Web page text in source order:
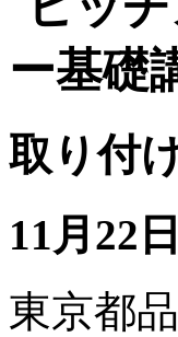
取り付
11月22
東京都